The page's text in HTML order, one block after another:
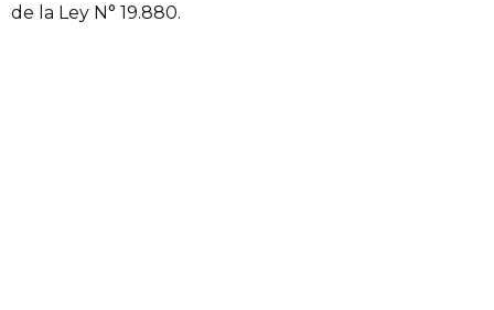
de la Ley N° 19.880.